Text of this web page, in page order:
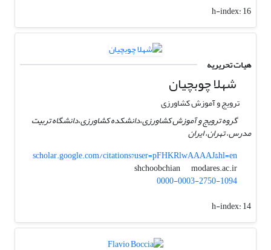
h-index:16
هیات تحریریه
شهلا چوبچیان
ترویج و آموزش کشاورزی
گروه ترویج و آموزش کشاورزی،دانشکده کشاورزی،دانشگاه تربیت
مدرس، تهران، ایران
scholar.google.com/citations?user=pFHKRlwAAAAJ&hl=en
shchoobchian
modares.ac.ir
0000-0003-2750-1094
h-index:14